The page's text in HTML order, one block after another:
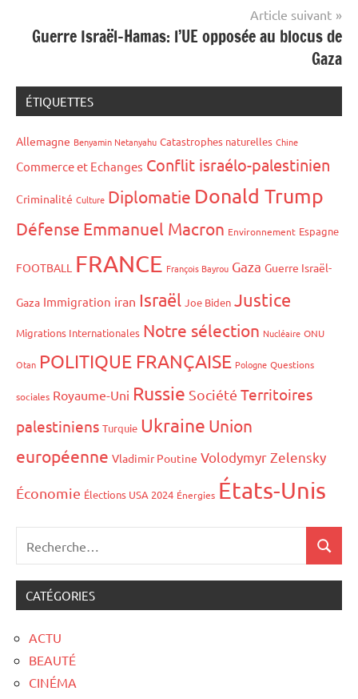
Article suivant
Guerre Israël-Hamas: l’UE opposée au blocus de
Gaza
ÉTIQUETTES
Allemagne Benyamin Netanyahu Catastrophes naturelles Chine
Commerce et Echanges Conflit israélo-palestinien
Criminalité Culture Diplomatie Donald Trump
Défense Emmanuel Macron Environnement Espagne
FOOTBALL FRANCE François Bayrou Gaza Guerre Israël-
Gaza Immigration iran Israël Joe Biden Justice
Migrations Internationales Notre sélection Nucléaire ONU
Otan POLITIQUE FRANÇAISE Pologne Questions
sociales Royaume-Uni Russie Société Territoires
palestiniens Turquie Ukraine Union
européenne Vladimir Poutine Volodymyr Zelensky
Économie Élections USA 2024 Énergies États-Unis
CATÉGORIES
ACTU
BEAUTÉ
CINÉMA